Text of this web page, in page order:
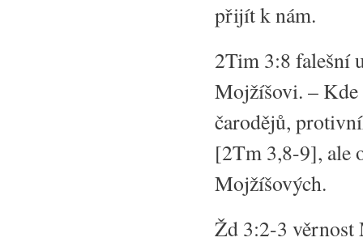
přijít k nám.
2Tim 3:8 falešní
Mojžíšovi. – Kde
čarodějů,
[2Tm 3,8-9], ale
Mojžíšových.
Žd 3:2-3 věrnost